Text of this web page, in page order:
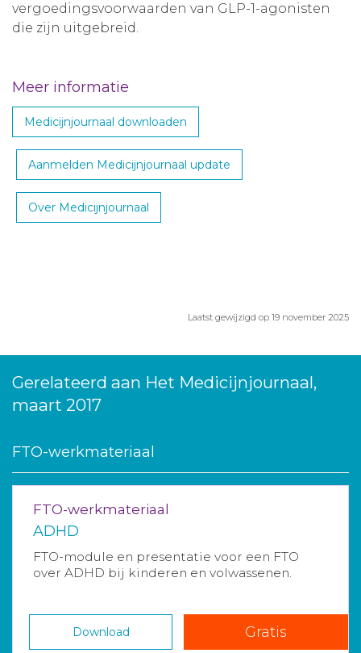
vergoedingsvoorwaarden van GLP-1-agonisten
die zijn uitgebreid.
Meer informatie
Medicijnjournaal downloaden
Aanmelden Medicijnjournaal update
Over Medicijnjournaal
Laatst gewijzigd op 19 november 2025
Gerelateerd aan Het Medicijnjournaal,
maart 2017
FTO-werkmateriaal
FTO-werkmateriaal
ADHD
FTO-module en presentatie voor een FTO
over ADHD bij kinderen en volwassenen.
Download Gratis